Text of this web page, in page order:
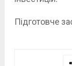
Підготовче